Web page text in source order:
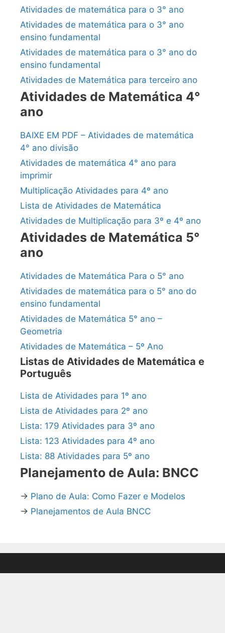
Atividades de matemática para o 3° ano
Atividades de matemática para o 3° ano
ensino fundamental
Atividades de matemática para o 3° ano do
ensino fundamental
Atividades de Matemática para terceiro ano
Atividades de Matemática 4°
ano
BAIXE EM PDF – Atividades de matemática
4° ano divisão
Atividades de matemática 4° ano para
imprimir
Multiplicação Atividades para 4º ano
Lista de Atividades de Matemática
Atividades de Multiplicação para 3º e 4º ano
Atividades de Matemática 5°
ano
Atividades de Matemática Para o 5° ano
Atividades de matemática para o 5° ano do
ensino fundamental
Atividades de Matemática 5° ano –
Geometria
Atividades de Matemática – 5º Ano
Listas de Atividades de Matemática e
Português
Lista de Atividades para 1º ano
Lista de Atividades para 2º ano
Lista: 179 Atividades para 3º ano
Lista: 123 Atividades para 4º ano
Lista: 88 Atividades para 5º ano
Planejamento de Aula: BNCC
→ Plano de Aula: Como Fazer e Modelos
→ Planejamentos de Aula BNCC